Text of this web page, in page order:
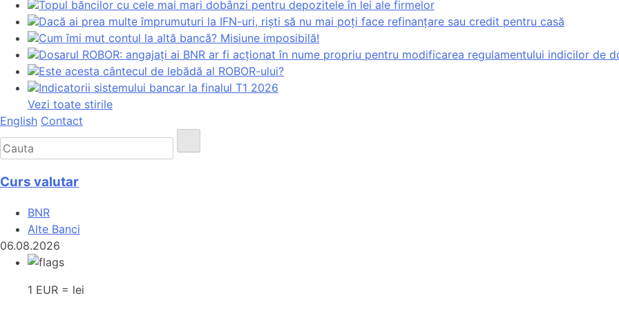
Topul băncilor cu cele mai mari dobânzi pentru depozitele în lei ale firmelor
Dacă ai prea multe împrumuturi la IFN-uri, riști să nu mai poți face refinanțare sau credit pentru casă
Cum îmi mut contul la altă bancă? Misiune imposibilă!
Dosarul ROBOR: angajați ai BNR ar fi acționat în nume propriu pentru modificarea regulamentului indicilor de
Este acesta cântecul de lebădă al ROBOR-ului?
Indicatorii sistemului bancar la finalul T1 2026
Vezi toate stirile
English Contact
Curs valutar
BNR
Alte Banci
06.08.2026
1 EUR = lei